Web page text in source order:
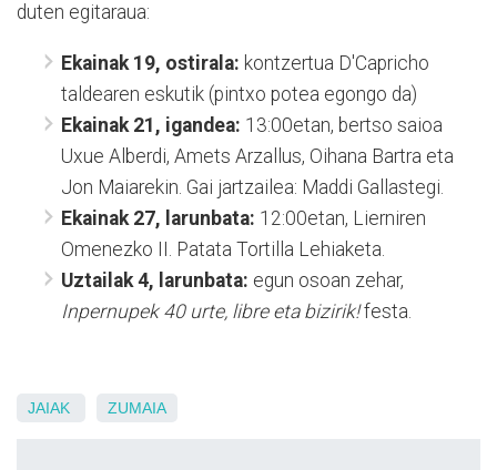
duten egitaraua:
Ekainak 19, ostirala: kontzertua D'Capricho
taldearen eskutik (pintxo potea egongo da)
Ekainak 21, igandea: 13:00etan, bertso saioa
Uxue Alberdi, Amets Arzallus, Oihana Bartra eta
Jon Maiarekin. Gai jartzailea: Maddi Gallastegi.
Ekainak 27, larunbata: 12:00etan, Lierniren
Omenezko II. Patata Tortilla Lehiaketa.
Uztailak 4, larunbata: egun osoan zehar,
Inpernupek 40 urte, libre eta bizirik!festa.
JAIAK ZUMAIA